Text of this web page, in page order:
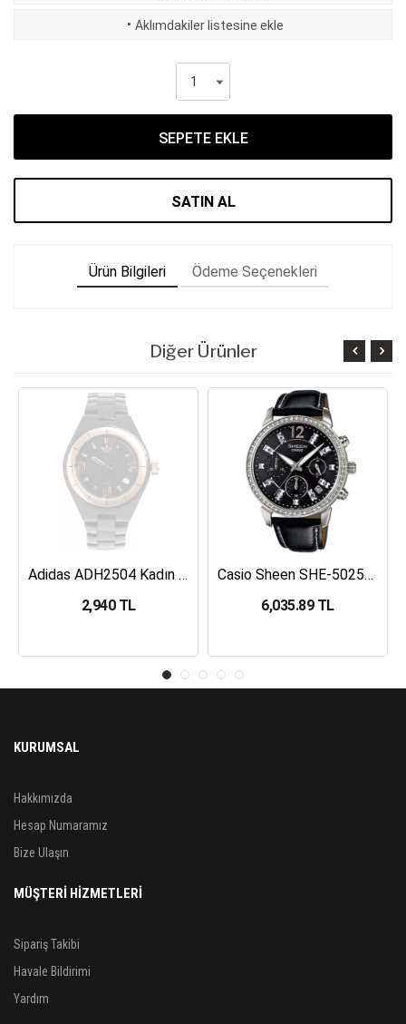
· Aklımdakiler listesine ekle
SEPETE EKLE
SATIN AL
Ürün Bilgileri Ödeme Seçenekleri
Diğer Ürünler
Adidas ADH2504 Kadın Kol Saati
2,940 TL
Casio Sheen SHE-5025BL-1ADR Kadın Kol Saati
6,035.89 TL
KURUMSAL
Hakkımızda
Hesap Numaramız
Bize Ulaşın
MÜŞTERİ HİZMETLERİ
Sipariş Takibi
Havale Bildirimi
Yardım